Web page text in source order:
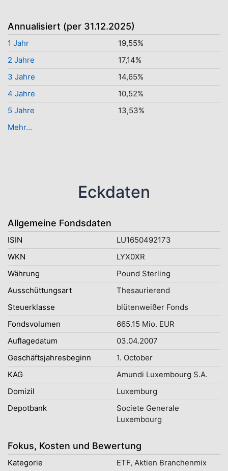
Annualisiert (per 31.12.2025)
1 Jahr
19,55%
2 Jahre
17,14%
3 Jahre
14,65%
4 Jahre
10,52%
5 Jahre
13,53%
Mehr...
Eckdaten
Allgemeine Fondsdaten
ISIN
LU1650492173
WKN
LYX0XR
Währung
Pound Sterling
Ausschüttungsart
Thesaurierend
Steuerklasse
blütenweißer Fonds
Fondsvolumen
665.15 Mio. EUR
Auflagedatum
03.04.2007
Geschäftsjahresbeginn
1. October
KAG
Amundi Luxembourg S.A.
Domizil
Luxemburg
Depotbank
Societe Generale
Luxembourg
Fokus, Kosten und Bewertung
Kategorie ETF, Aktien Branchenmix